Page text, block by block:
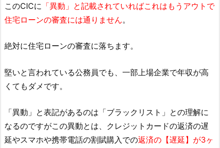
このCICに 「異動」と記載されていればこれはもうアウトで
住宅ローンの審査には通りません。
絶対に住宅ローンの審査に落ちます。
堅いと言われている公務員でも、一部上場企業で年収が高
くてもダメです。
「異動」と表記があるのは「ブラックリスト」との理解に
なるのですがこの異動とは、クレジットカードの返済の遅
延やスマホや携帯電話の割賦購入での返済の【遅延】が3ヶ